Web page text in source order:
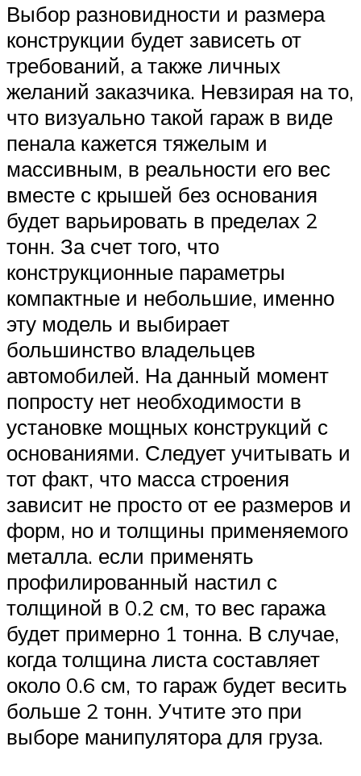
Выбор разновидности и размера
конструкции будет зависеть от
требований, а также личных
желаний заказчика. Невзирая на то,
что визуально такой гараж в виде
пенала кажется тяжелым и
массивным, в реальности его вес
вместе с крышей без основания
будет варьировать в пределах 2
тонн. За счет того, что
конструкционные параметры
компактные и небольшие, именно
эту модель и выбирает
большинство владельцев
автомобилей. На данный момент
попросту нет необходимости в
установке мощных конструкций с
основаниями. Следует учитывать и
тот факт, что масса строения
зависит не просто от ее размеров и
форм, но и толщины применяемого
металла. если применять
профилированный настил с
толщиной в 0.2 см, то вес гаража
будет примерно 1 тонна. В случае,
когда толщина листа составляет
около 0.6 см, то гараж будет весить
больше 2 тонн. Учтите это при
выборе манипулятора для груза.